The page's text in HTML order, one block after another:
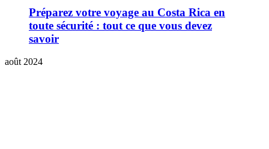
Préparez votre voyage au Costa Rica en
toute sécurité : tout ce que vous devez
savoir
août 2024